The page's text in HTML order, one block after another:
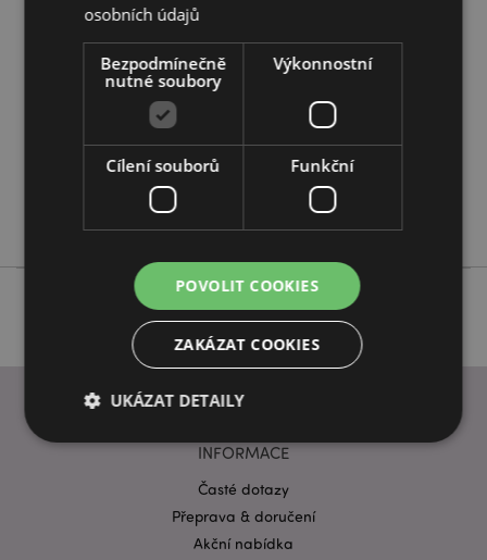
Výška 23cm Šířka 24cm Hloubka 23cm
5055071797095
30
0.229000
Ne
Adoramals
INFORMACE
Časté dotazy
Přeprava & doručení
Akční nabídka
osobních údajů
Bezpodmínečně
nutné soubory
Výkonnostní
Cílení souborů Funkční
POVOLIT COOKIES
ZAKÁZAT COOKIES
UKÁZAT DETAILY
Bezpodmínečně nutné soubory
Cílení souborů
Funkční